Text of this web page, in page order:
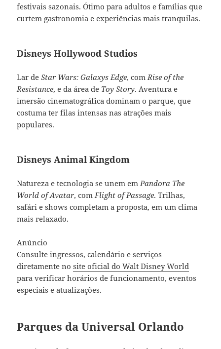
festivais sazonais. Ótimo para adultos e famílias que
curtem gastronomia e experiências mais tranquilas.
Disneys Hollywood Studios
Lar deStar Wars: Galaxys Edge, com Rise of the
Resistance, e da área de Toy Story. Aventura e
imersão cinematográfica dominam o parque, que
costuma ter filas intensas nas atrações mais
populares.
Disneys Animal Kingdom
Natureza e tecnologia se unem em Pandora The
World of Avatar, com Flight of Passage. Trilhas,
safári e shows completam a proposta, em um clima
mais relaxado.
Anúncio
Consulte ingressos, calendário e serviços
diretamente nosite oficial do Walt Disney World
para verificar horários de funcionamento, eventos
especiais e atualizações.
Parques da Universal Orlando